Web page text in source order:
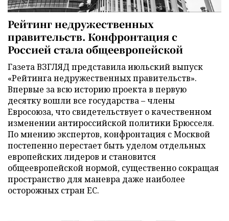
Рейтинг недружественных
правительств. Конфронтация с
Россией стала общеевропейской
Газета ВЗГЛЯД представила июльский выпуск
«Рейтинга недружественных правительств».
Впервые за всю историю проекта в первую
десятку вошли все государства – члены
Евросоюза, что свидетельствует о качественном
изменении антироссийской политики Брюсселя.
По мнению экспертов, конфронтация с Москвой
постепенно перестает быть уделом отдельных
европейских лидеров и становится
общеевропейской нормой, существенно сокращая
пространство для маневра даже наиболее
осторожных стран ЕС.